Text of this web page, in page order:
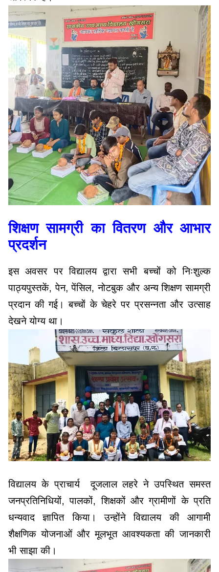
शिक्षण सामग्री का वितरण और आभार
प्रदर्शन
इस अवसर पर विद्यालय द्वारा सभी बच्चों को निःशुल्क
पाठ्यपुस्तकें, पेन, पेंसिल, नोटबुक और अन्य शिक्षण सामग्री
प्रदान की गई। बच्चों के चेहरे पर प्रसन्नता और उत्साह
देखने योग्य था।
विद्यालय के प्राचार्य दूजलाल लहरे ने उपस्थित समस्त
जनप्रतिनिधियों, पालकों, शिक्षकों और ग्रामीणों के प्रति
धन्यवाद ज्ञापित किया। उन्होंने विद्यालय की आगामी
शैक्षणिक योजनाओं और मूलभूत आवश्यकता की जानकारी
भी साझा की।